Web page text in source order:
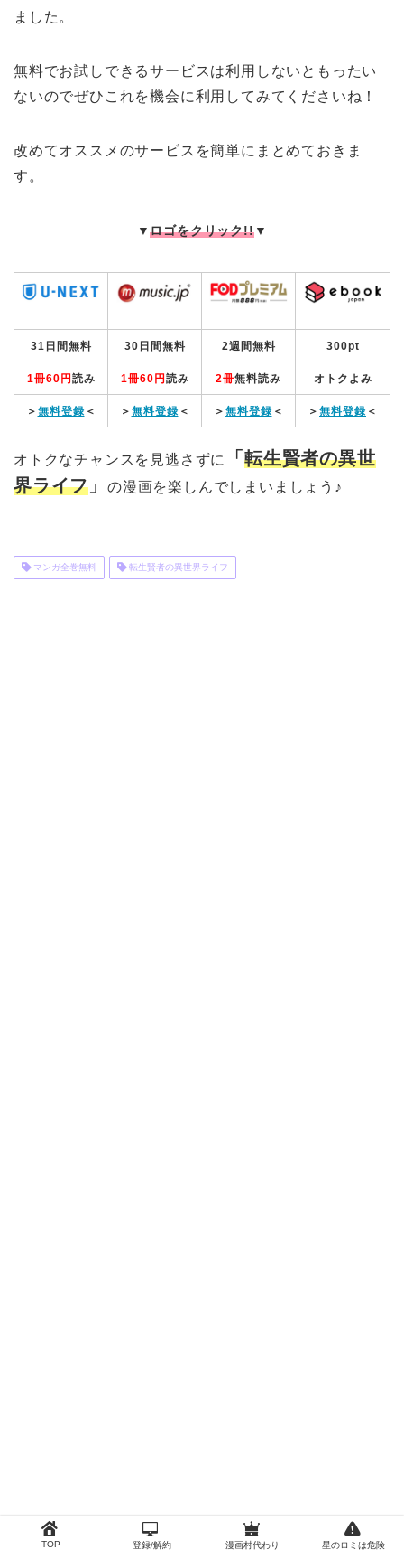
ました。
無料でお試しできるサービスは利用しないともったい
ないのでぜひこれを機会に利用してみてくださいね！
改めてオススメのサービスを簡単にまとめておきま
す。
▼ロゴをクリック!!▼
31日間無料 30日間無料 2週間無料 300pt
1冊60円 読み 1冊60円 読み 2冊無料読み オトクよみ
＞ 無料登録＜ ＞ 無料登録＜ ＞ 無料登録＜ ＞ 無料登録 ＜
オトクなチャンスを見逃さずに 「転生賢者の異世
界ライフ 」の漫画を楽しんでしまいましょう♪
マンガ全巻無料 転生賢者の異世界ライフ
TOP 登録/解約 漫画村代わり 星のロミは危険